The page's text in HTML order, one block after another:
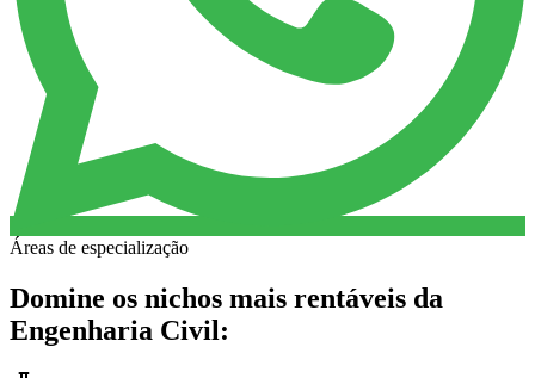
Áreas de especialização
Domine os nichos mais rentáveis da
Engenharia Civil: